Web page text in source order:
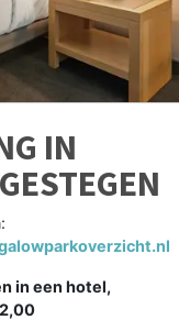
IN
in een hotel,